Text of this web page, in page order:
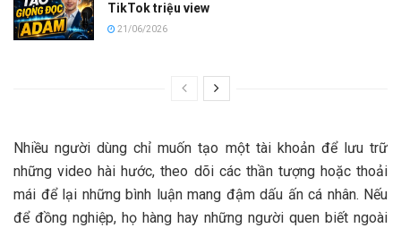
TikTok triệu view
21/06/2026
Nhiều người dùng chỉ muốn tạo một tài khoản để lưu trữ
những video hài hước, theo dõi các thần tượng hoặc thoải
mái để lại những bình luận mang đậm dấu ấn cá nhân. Nếu
để đồng nghiệp, họ hàng hay những người quen biết ngoài